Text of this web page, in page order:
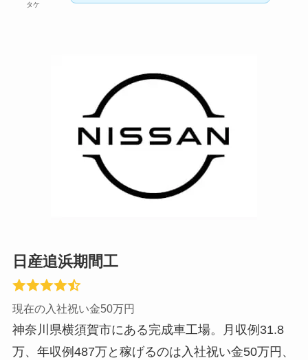
タケ
日産追浜期間工
現在の入社祝い金50万円
神奈川県横須賀市にある完成車工場。月収例31.8
万、年収例487万と稼げるのは入社祝い金50万円、